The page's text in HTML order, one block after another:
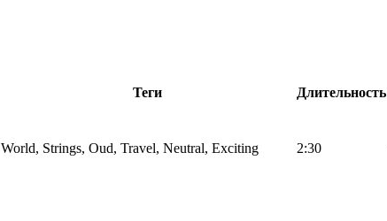
Теги Длительность
World, Strings, Oud, Travel, Neutral, Exciting 2:30